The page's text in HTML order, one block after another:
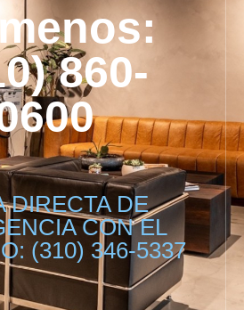
860-
DIRECTA DE
CON EL
(310) 346-5337